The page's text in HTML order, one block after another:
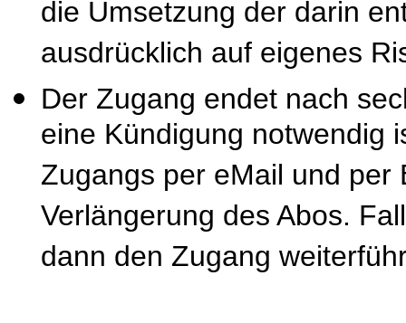
die Umsetzung der darin
ausdrücklich auf eigenes
Der Zugang endet nach
eine Kündigung notwendig
Zugangs per eMail und per
Verlängerung des Abos.
dann den Zugang